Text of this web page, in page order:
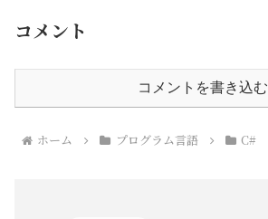
コメント
コメントを書き込む
ホーム プログラム言語 C#